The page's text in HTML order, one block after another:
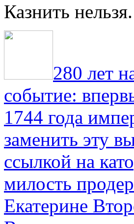
Казнить
280 лет
событие:
1744 года
заменить эту
ссылкой на
милость
Екатерине